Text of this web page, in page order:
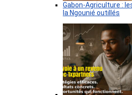
Gabon-Agriculture :
la Ngounié outillés